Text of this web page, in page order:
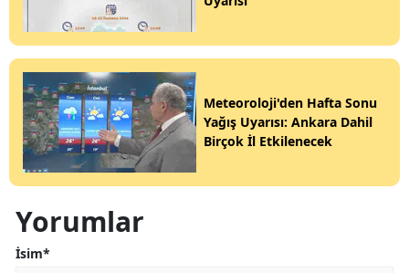
Meteoroloji'den Hafta Sonu
Yağış Uyarısı: Ankara Dahil
Birçok İl Etkilenecek
Yorumlar
İsim*